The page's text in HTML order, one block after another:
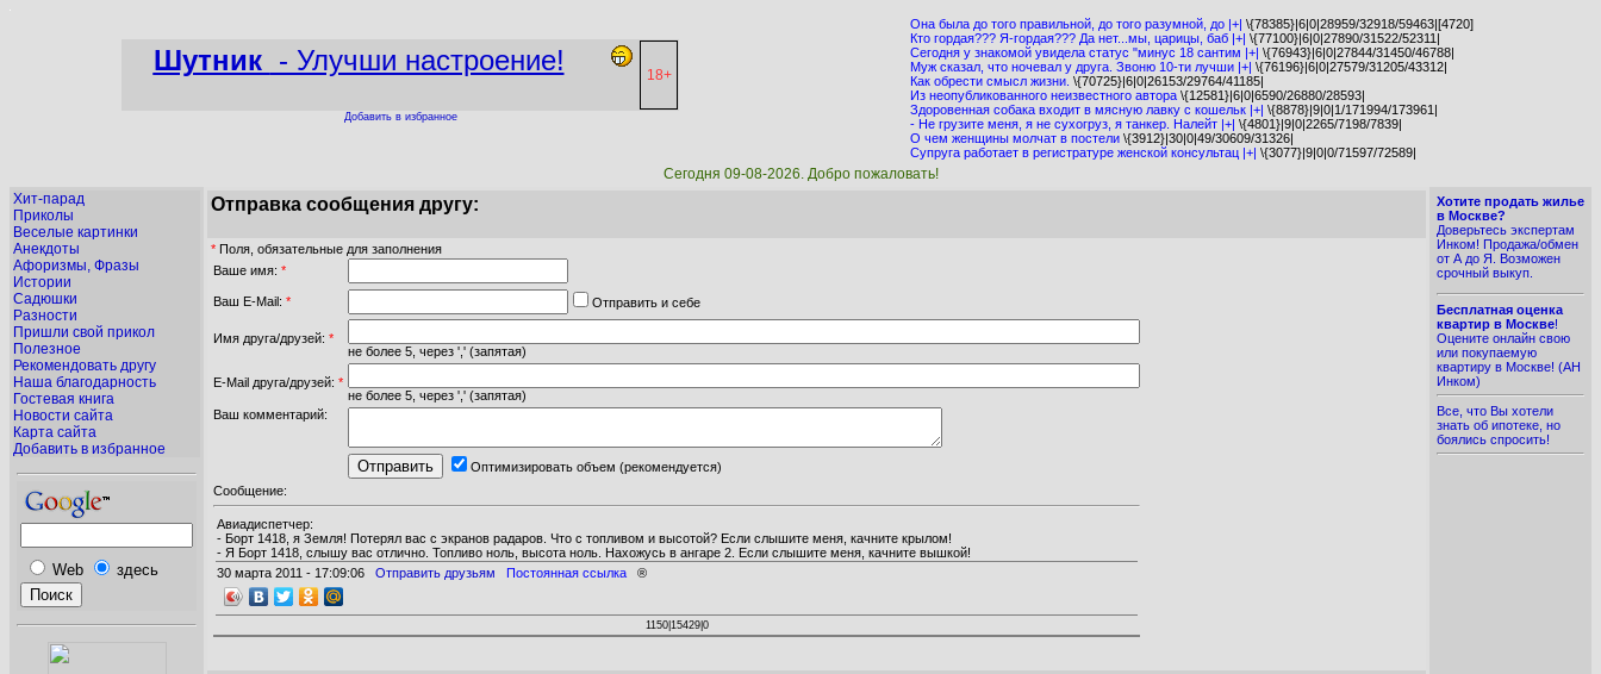
Шутник - Улучши настроение! 18+
Добавить в избранное
Она была до того правильной, до того разумной, до |+| \{78385}|6|0|28959/32918/59463|[4720]
Кто гордая??? Я-гордая??? Да нет...мы, царицы, баб |+| \{77100}|6|0|27890/31522/52311|
Сегодня у знакомой увидела статус "минус 18 сантим |+| \{76943}|6|0|27844/31450/46788|
Муж сказал, что ночевал у друга. Звоню 10-ти лучши |+| \{76196}|6|0|27579/31205/43312|
Как обрести смысл жизни. \{70725}|6|0|26153/29764/41185|
Из неопубликованного неизвестного автора\{12581}|6|0|6590/26880/28593|
Здоровенная собака входит в мясную лавку с кошельк |+| \{8878}|9|0|1/171994/173961|
- Не грузите меня, я не сухогруз, я танкер. Налейт |+| \{4801}|9|0|2265/7198/7839|
О чем женщины молчат в постели\{3912}|30|0|49/30609/31326|
Супруга работает в регистратуре женской консультац |+| \{3077}|9|0|0/71597/72589|
Сегодня 09-08-2026. Добро пожаловать!
Хит-парад
Приколы
Веселые картинки
Анекдоты
Афоризмы, Фразы
Истории
Садюшки
Разности
Пришли свой прикол
Полезное
Рекомендовать другу
Наша благодарность
Гостевая книга
Новости сайта
Карта сайта
Добавить в избранное
Web здесь
Отправка сообщения другу:
* Поля, обязательные для заполнения
Ваше имя: *
Ваш E-Mail: * Отправить и себе
Имя друга/друзей: *
не более 5, через ',' (запятая)
E-Mail друга/друзей: *
не более 5, через ',' (запятая)
Ваш комментарий:
Оптимизировать объем (рекомендуется)
Сообщение:
Авиадиспетчер:
- Борт 1418, я Земля! Потерял вас с экранов радаров. Что с топливом и высотой? Если слышите меня, качните крылом!
- Я Борт 1418, слышу вас отлично. Топливо ноль, высота ноль. Нахожусь в ангаре 2. Если слышите меня, качните вышкой!
30 марта 2011 - 17:09:06 Отправить друзьям Постоянная ссылка ®
1150|15429|0
Хотите продать жилье
в Москве?
Доверьтесь экспертам
Инком! Продажа/обмен
от А до Я. Возможен
срочный выкуп.
Бесплатная оценка
квартир в Москве!
Оцените онлайн свою
или покупаемую
квартиру в Москве! (АН
Инком)
Все, что Вы хотели
знать об ипотеке, но
боялись спросить!